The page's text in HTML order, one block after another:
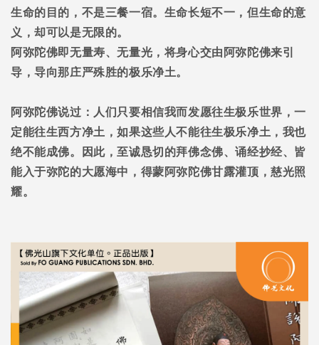
生命的目的，不是三餐一宿。生命长短不一，但生命的意
义，却可以是无限的。
阿弥陀佛即无量寿、无量光，将身心交由阿弥陀佛来引
导，导向那庄严殊胜的极乐净土。
阿弥陀佛说过：人们只要相信我而发愿往生极乐世界，一
定能往生西方净土，如果这些人不能往生极乐净土，我也
绝不能成佛。因此，至诚恳切的拜佛念佛、诵经抄经、皆
能入于弥陀的大愿海中，得蒙阿弥陀佛甘露灌顶，慈光照
耀。